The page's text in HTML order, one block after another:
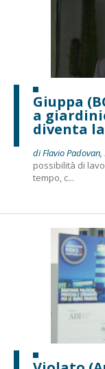
Giuppa
a
diventa
di Flavio
possibilità di
tempo, c...